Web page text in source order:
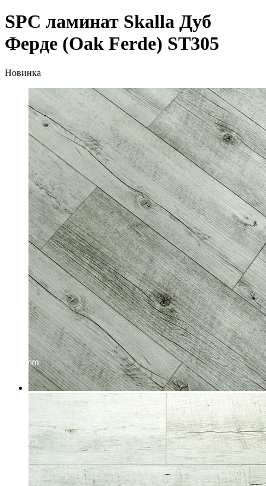
SPC ламинат Skalla Дуб
Ферде (Oak Ferde) ST305
Новинка